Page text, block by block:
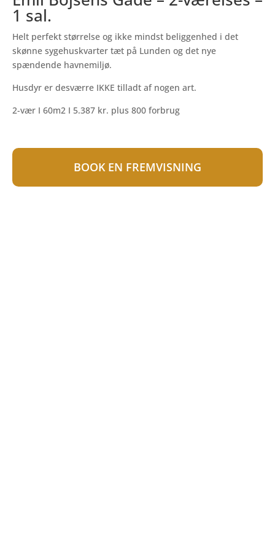
1 sal.
Helt perfekt størrelse og ikke mindst beliggenhed i det
skønne sygehuskvarter tæt på Lunden og det nye
spændende havnemiljø.
Husdyr er desværre IKKE tilladt af nogen art.
2-vær I 60m2 I 5.387 kr. plus 800 forbrug
BOOK EN FREMVISNING